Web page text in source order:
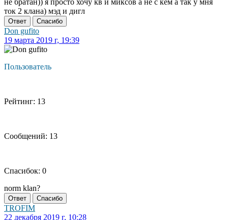
не братан)) я просто хочу кв и миксов а не с кем а так у мня
ток 2 клана) мэд и дигл
Ответ Спасибо
Don gufito
19 марта 2019 г, 19:39
Пользователь
Рейтинг: 13
Сообщений: 13
Спасибок: 0
norm klan?
Ответ Спасибо
TROFIM
22 декабря 2019 г, 10:28